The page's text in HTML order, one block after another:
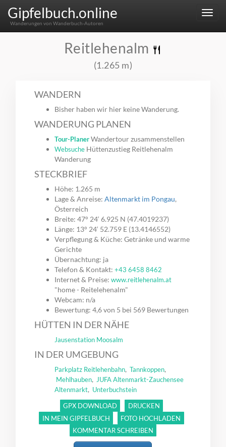
Menu
Gipfelbuch.online
Wanderungen von Wanderbuch-Autoren
Reitlehenalm
(1.265 m)
WANDERN
Bisher haben wir hier keine Wanderung.
WANDERUNG PLANEN
Tour-PlanerWandertour zusammenstellen
Websuche Hüttenzustieg Reitlehenalm
Wanderung
STECKBRIEF
Höhe: 1.265 m
Lage & Anreise:Altenmarkt im Pongau,
Österreich
Breite: 47° 24‘ 6.925 N (47.4019237)
Länge: 13° 24‘ 52.759 E (13.4146552)
Verpflegung & Küche: Getränke und warme
Gerichte
Übernachtung: ja
Telefon & Kontakt:+43 6458 8462
Internet & Preise:www.reitlehenalm.at
"home - Reitelehenalm"
Webcam: n/a
Bewertung: 4,6 von 5 bei 569 Bewertungen
HÜTTEN IN DER NÄHE
Jausenstation Moosalm
IN DER UMGEBUNG
Parkplatz Reitlehenbahn,Tannkoppen,
Mehlhauben, JUFA Altenmarkt-Zauchensee
Altenmarkt, Unterbuchstein
GPX DOWNLOAD
DRUCKEN
IN MEIN GIPFELBUCH
FOTO HOCHLADEN
KOMMENTAR SCHREIBEN